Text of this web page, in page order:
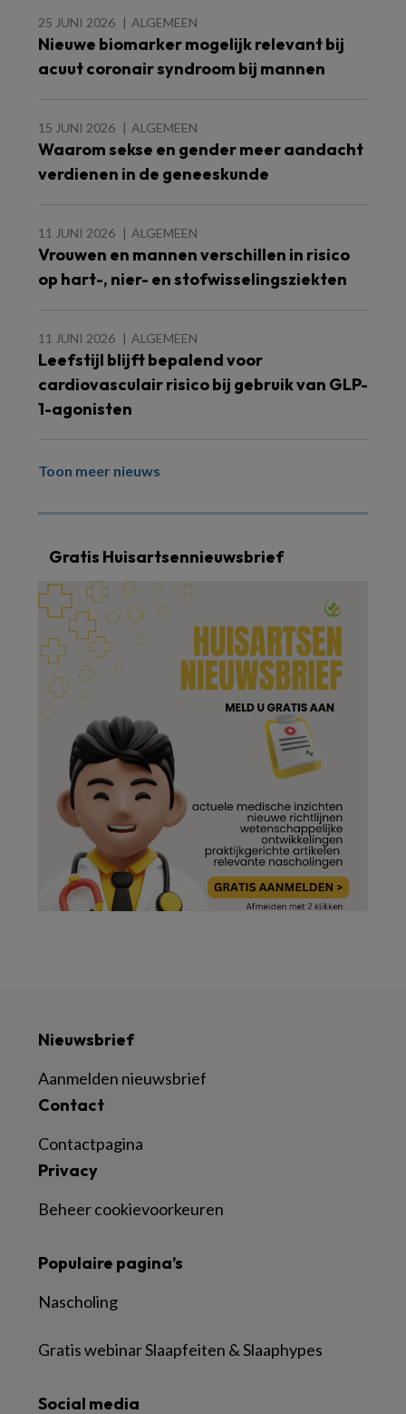
25 JUNI 2026 ALGEMEEN
Nieuwe biomarker mogelijk relevant bij
acuut coronair syndroom bij mannen
15 JUNI 2026 ALGEMEEN
Waarom sekse en gender meer aandacht
verdienen in de geneeskunde
11 JUNI 2026 ALGEMEEN
Vrouwen en mannen verschillen in risico
op hart-, nier- en stofwisselingsziekten
11 JUNI 2026 ALGEMEEN
Leefstijl blijft bepalend voor
cardiovasculair risico bij gebruik van GLP-
1-agonisten
Toon meer nieuws
Gratis Huisartsennieuwsbrief
Nieuwsbrief
Aanmelden nieuwsbrief
Contact
Contactpagina
Privacy
Beheer cookievoorkeuren
Populaire pagina’s
Nascholing
Gratis webinar Slaapfeiten & Slaaphypes
Social media